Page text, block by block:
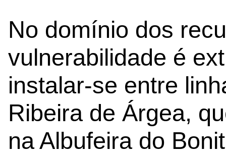
No domínio dos
vulnerabilidade é
instalar-se entre
Ribeira de Árgea,
na Albufeira do